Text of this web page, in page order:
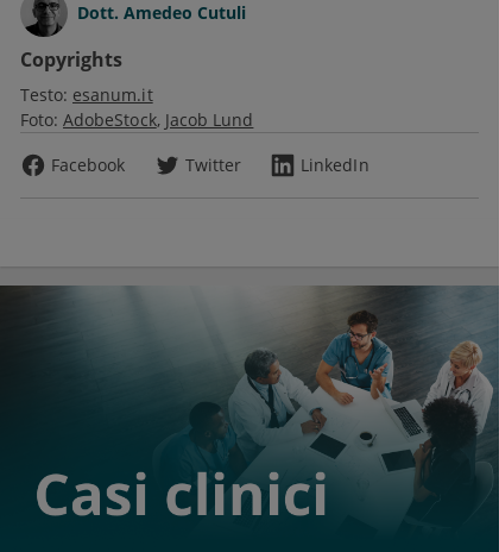
Dott. Amedeo Cutuli
Copyrights
Testo: esanum.it
Foto: AdobeStock Jacob Lund
Facebook
Twitter LinkedIn